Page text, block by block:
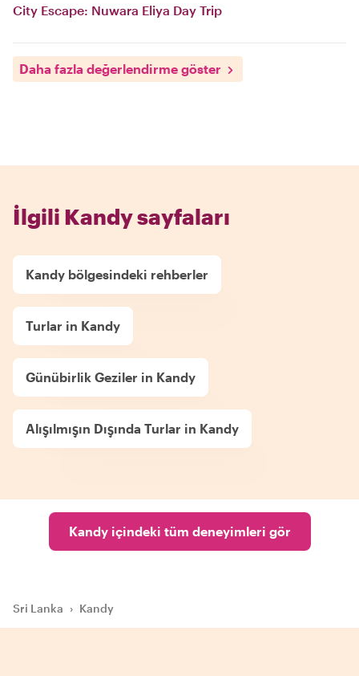
City Escape: Nuwara Eliya Day Trip
Daha fazla değerlendirme göster
İlgili Kandy sayfaları
Kandy bölgesindeki rehberler
Turlar in Kandy
Günübirlik Geziler in Kandy
Alışılmışın Dışında Turlar in Kandy
Kandy içindeki tüm deneyimleri gör
Sri Lanka › Kandy